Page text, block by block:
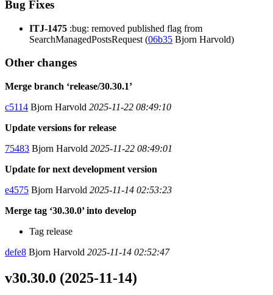
Bug Fixes
ITJ-1475 :bug: removed published flag from
SearchManagedPostsRequest (06b35 Bjorn Harvold)
Other changes
Merge branch ‘release/30.30.1’
c5114 Bjorn Harvold 2025-11-22 08:49:10
Update versions for release
75483 Bjorn Harvold 2025-11-22 08:49:01
Update for next development version
e4575 Bjorn Harvold 2025-11-14 02:53:23
Merge tag ‘30.30.0’ into develop
Tag release
defe8 Bjorn Harvold 2025-11-14 02:52:47
v30.30.0 (2025-11-14)